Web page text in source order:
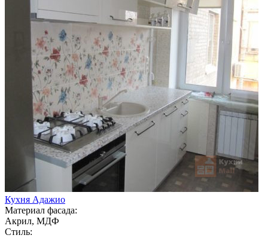
Кухня Адажио
Материал фасада:
Акрил, МДФ
Стиль: